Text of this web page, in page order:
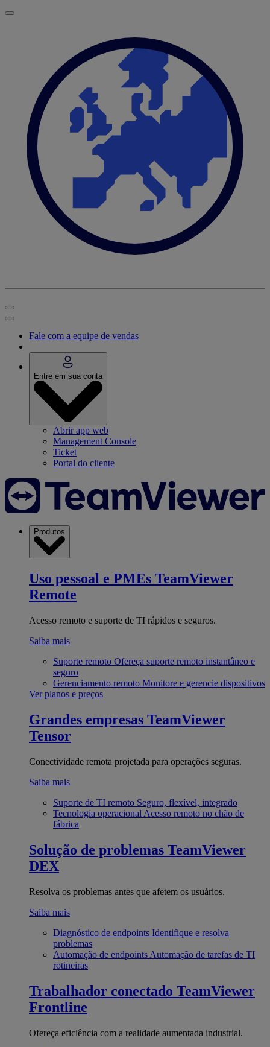
Fale com a equipe de vendas
Entre em sua conta
Abrir app web
Management Console
Ticket
Portal do cliente
Produtos
Uso pessoal e PMEs TeamViewer
Remote
Acesso remoto e suporte de TI rápidos e seguros.
Saiba mais
Suporte remoto Ofereça suporte remoto instantâneo e
seguro
Gerenciamento remoto Monitore e gerencie dispositivos
Ver planos e preços
Grandes empresas TeamViewer
Tensor
Conectividade remota projetada para operações seguras.
Saiba mais
Suporte de TI remoto Seguro, flexível, integrado
Tecnologia operacional Acesso remoto no chão de
fábrica
Solução de problemas TeamViewer
DEX
Resolva os problemas antes que afetem os usuários.
Saiba mais
Diagnóstico de endpoints Identifique e resolva
problemas
Automação de endpoints Automação de tarefas de TI
rotineiras
Trabalhador conectado TeamViewer
Frontline
Ofereça eficiência com a realidade aumentada industrial.